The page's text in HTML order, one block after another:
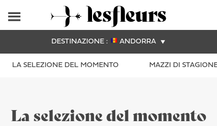
DESTINAZIONE : ANDORRA
LA SELEZIONE DEL MOMENTO MAZZI DI
La selezione del momento